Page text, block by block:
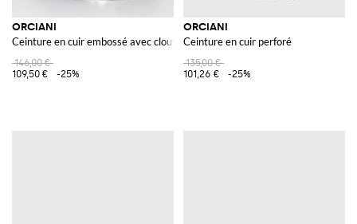
ORCIANI
Ceinture en cuir embossé avec clous
146,00 €
109,50 €
-25%
ORCIANI
Ceinture en cuir perforé
135,00 €
101,26 €
-25%